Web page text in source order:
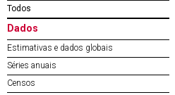
Todos
Dados
Estimativas e dados globais
Séries anuais
Censos